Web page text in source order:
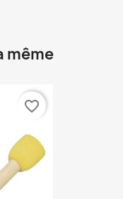
même
favorite_border